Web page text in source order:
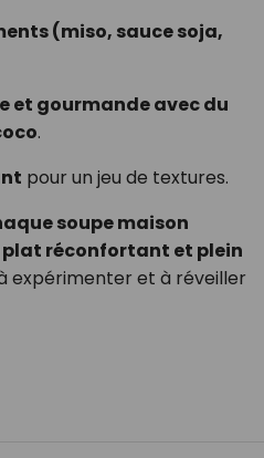
(miso, sauce soja,
et gourmande avec du
.
pour un jeu de textures.
soupe maison
réconfortant et plein
expérimenter et à réveiller